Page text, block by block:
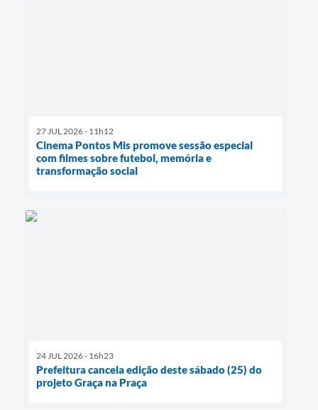
27 JUL 2026 - 11h12
Cinema Pontos Mis promove sessão especial
com filmes sobre futebol, memória e
transformação social
24 JUL 2026 - 16h23
Prefeitura cancela edição deste sábado (25) do
projeto Graça na Praça